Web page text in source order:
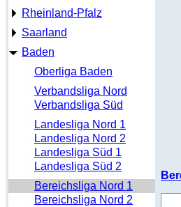
Rheinland-Pfalz
Saarland
Baden
Oberliga Baden
Verbandsliga Nord
Verbandsliga Süd
Landesliga Nord 1
Landesliga Nord 2
Landesliga Süd 1
Landesliga Süd 2
Bereichsliga Nord 1
Bereichsliga Nord 2